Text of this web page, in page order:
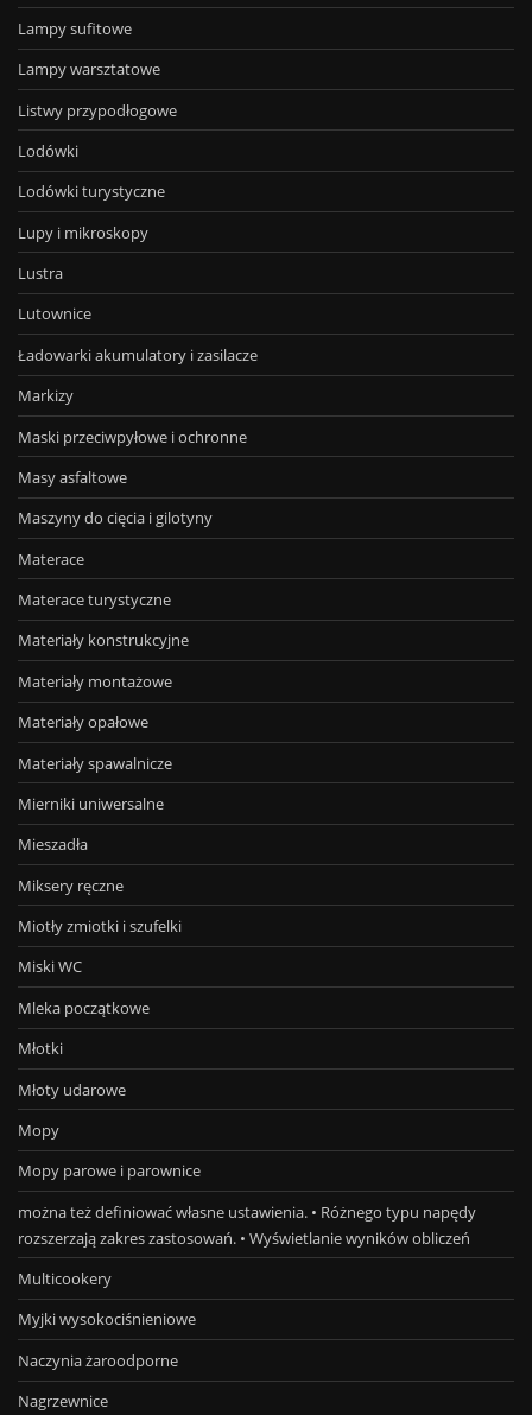
Lampy sufitowe
Lampy warsztatowe
Listwy przypodłogowe
Lodówki
Lodówki turystyczne
Lupy i mikroskopy
Lustra
Lutownice
Ładowarki akumulatory i zasilacze
Markizy
Maski przeciwpyłowe i ochronne
Masy asfaltowe
Maszyny do cięcia i gilotyny
Materace
Materace turystyczne
Materiały konstrukcyjne
Materiały montażowe
Materiały opałowe
Materiały spawalnicze
Mierniki uniwersalne
Mieszadła
Miksery ręczne
Miotły zmiotki i szufelki
Miski WC
Mleka początkowe
Młotki
Młoty udarowe
Mopy
Mopy parowe i parownice
można też definiować własne ustawienia. • Różnego typu napędy
rozszerzają zakres zastosowań. • Wyświetlanie wyników obliczeń
Multicookery
Myjki wysokociśnieniowe
Naczynia żaroodporne
Nagrzewnice